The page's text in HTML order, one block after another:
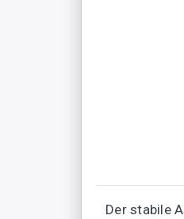
Der stabile